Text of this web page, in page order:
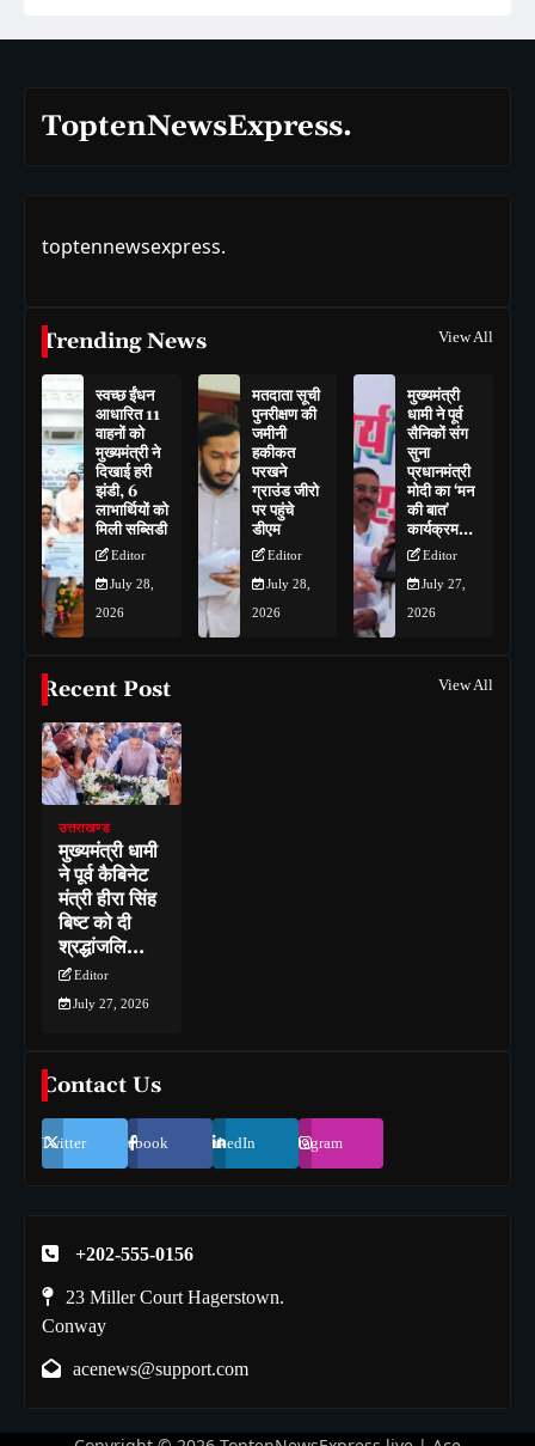
ToptenNewsExpress.
toptennewsexpress.
Trending News View All
स्वच्छ ईंधन
आधारित 11
वाहनों को
मुख्यमंत्री ने
दिखाई हरी
झंडी, 6
लाभार्थियों को
मिली सब्सिडी
Editor
July 28,
2026
मतदाता सूची
पुनरीक्षण की
जमीनी
हकीकत
परखने
ग्राउंड जीरो
पर पहुंचे
डीएम
Editor
July 28,
2026
मुख्यमंत्री
धामी ने पूर्व
सैनिकों संग
सुना
प्रधानमंत्री
मोदी का ‘मन
की बात’
कार्यक्रम…
Editor
July 27,
2026
Recent Post View All
उत्तराखण्ड
मुख्यमंत्री धामी
ने पूर्व कैबिनेट
मंत्री हीरा सिंह
बिष्ट को दी
श्रद्धांजलि…
Editor
July 27, 2026
Contact Us
Twitter Facebook LinkedIn Instagram
+202-555-0156
23 Miller Court Hagerstown.
Conway
acenews@support.com